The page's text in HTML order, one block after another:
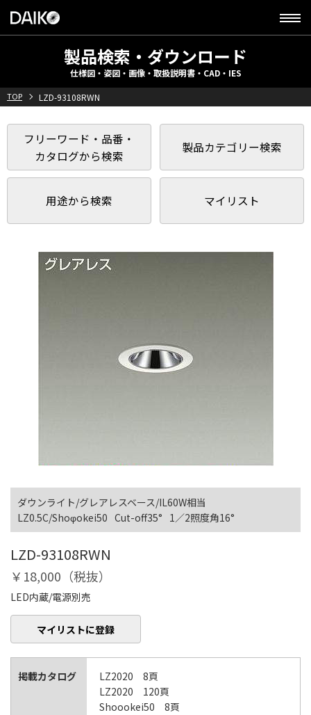
製品検索・ダウンロード
仕様図・姿図・画像・取扱説明書・CAD・IES
TOP LZD-93108RWN
フリーワード・品番・
カタログから検索
製品カテゴリー検索
用途から検索 マイリスト
ダウンライト/グレアレスベース/IL60W相当
LZ0.5C/Shoφokei50 Cut-off35° 1／2照度角16°
LZD-93108RWN
￥18,000（税抜）
LED内蔵/電源別売
マイリストに登録
掲載カタログ
LZ2020 8頁
LZ2020 120頁
Shoookei50 8頁